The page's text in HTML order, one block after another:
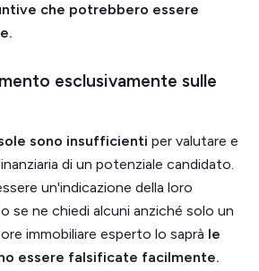
che potrebbero essere
esclusivamente sulle
sono insufficienti per valutare e
di un potenziale candidato.
un'indicazione della loro
se ne chiedi alcuni anziché solo un
immobiliare esperto lo saprà le
essere falsificate facilmente.